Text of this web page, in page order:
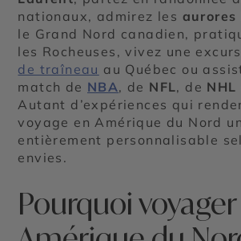
nationaux, admirez les aurores
le Grand Nord canadien,
les Rocheuses, vivez une
de traîneau au Québec ou
match de NBA, de NFL, de NHL
Autant d’expériences qui
voyage en Amérique du Nord
entièrement personnalisable
envies.
Pourquoi